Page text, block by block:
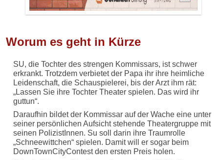
Worum es geht in Kürze
SU, die Tochter des strengen Kommissars, ist schwer
erkrankt. Trotzdem verbietet der Papa ihr ihre heimliche
Leidenschaft, die Schauspielerei, bis der Arzt ihm rät:
„Lassen Sie ihre Tochter Theater spielen. Das wird ihr
guttun“.
Daraufhin bildet der Kommissar auf der Wache eine unter
seiner persönlichen Aufsicht stehende Theatergruppe mit
seinen PolizistInnen. Su soll darin ihre Traumrolle
„Schneewittchen“ spielen. Damit will er sogar beim
DownTownCityContest den ersten Preis holen.